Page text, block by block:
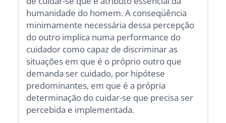
humanidade do homem. A conseqüência
minimamente necessária dessa percepção
do outro implica numa performance do
cuidador como capaz de discriminar as
situações em que é o próprio outro que
demanda ser cuidado, por hipótese
predominantes, em que é a própria
determinação do cuidar-se que precisa ser
percebida e implementada.